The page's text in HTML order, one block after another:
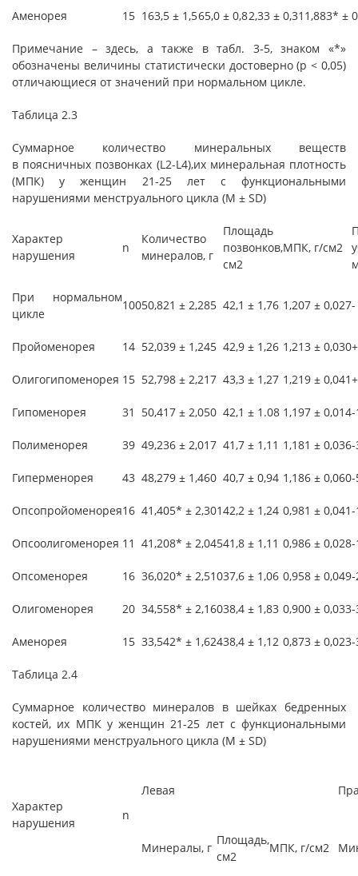
Аменорея 15 163,5 ± 1,565,0 ± 0,82,33 ± 0,31 1,883* ±
Примечание – здесь, а также в табл. 3-5, знаком «*»
обозначены величины статистически достоверно (р < 0,05)
отличающиеся от значений при нормальном цикле.
Таблица 2.3
Суммарное количество минеральных веществ
в поясничных позвонках (L2-L4),их минеральная плотность
(МПК) у женщин 21-25 лет с функциональными
нарушениями менструального цикла (М ± SD)
Характер
нарушения
n
Количество
минералов, г
Площадь
позвонков,
см2
МПК, г/см2
При нормальном
цикле
10050,821 ± 2,285 42,1 ± 1,76 1,207 ± 0,027-
Пройоменорея 14 52,039 ± 1,245 42,9 ± 1,26 1,213 ± 0,030
Олигогипоменорея 15 52,798 ± 2,217 43,3 ± 1,27 1,219 ± 0,041
Гипоменорея 31 50,417 ± 2,050 42,1 ± 1.08 1,197 ± 0,014-
Полименорея 39 49,236 ± 2,017 41,7 ± 1,11 1,181 ± 0,036-
Гиперменорея 43 48,279 ± 1,460 40,7 ± 0,94 1,186 ± 0,060-
Опсопройоменорея16 41,405* ± 2,30142,2 ± 1,24 0,981 ± 0,041-
Опсоолигоменорея 11 41,208* ± 2,04541,8 ± 1,11 0,986 ± 0,028-
Опсоменорея 16 36,020* ± 2,51037,6 ± 1,06 0,958 ± 0,049-
Олигоменорея 20 34,558* ± 2,16038,4 ± 1,83 0,900 ± 0,033-
Аменорея 15 33,542* ± 1,62438,4 ± 1,12 0,873 ± 0,023-
Таблица 2.4
Суммарное количество минералов в шейках бедренных
костей, их МПК у женщин 21-25 лет с функциональными
нарушениями менструального цикла (М ± SD)
Характер
нарушения
n
Левая
Минералы, г
Площадь,
см2
МПК, г/см2